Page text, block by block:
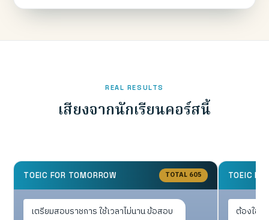
REAL RESULTS
เสียงจากนักเรียนคอร์สนี้
TOEIC FOR TOMORROW TOTAL 605
เตรียมสอบราชการ ใช้เวลาไม่นาน ข้อสอบ
TOEIC
ต้องใช้ยื่